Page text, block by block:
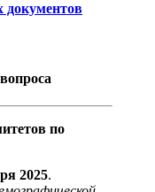
документов
по
2025.